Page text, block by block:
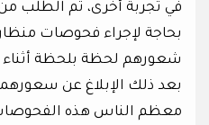
في تجربة أخرى، تم
بحاجة لإجراء فحوصات منظار
شعورهم لحظة بلحظة
بعد ذلك الإبلاغ عن
معظم الناس هذه